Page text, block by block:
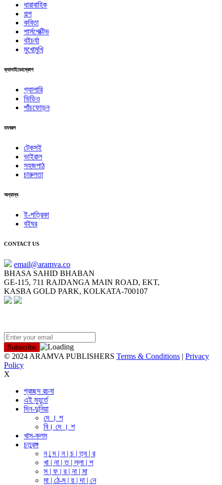
ধারাবাহিক
গল্প
কবিতা
পার্সপেক্টিভ
বইচর্যা
মুখোমুখি
ক্যালাইডোস্কোপ
গ্যালারি
ভিডিও
পাঁচফোড়ন
হযবরল
টেকসই
ভাইরাল
সহজপাঠ
চারুলতা
অন্যান্য
ই-পত্রিকা
বইঘর
CONTACT US
email@aramva.co
BHASA SAHID BHABAN
GE-115, 711 RAJDANGA MAIN ROAD, EKT,
KASBA GOLD PARK, KOLKATA-700107
© 2024 ARAMVA PUBLISHERS Terms & Conditions | Privacy
Policy
X
প্রচ্ছদ রচনা
এই মুহূর্তে
দিন-দুনিয়া
দে । শ
বি। দে । শ
খাস-কলম
চতুরঙ্গ
ন | ন্দ | ন | চ | ত্ব | র
খা | না | ত | ল্লা | শ
স | ফ | র | না | মা
মা | ঠে-ম | য় | দা | নে